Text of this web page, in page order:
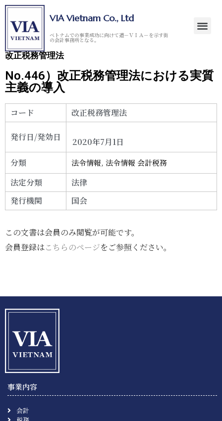
VIA Vietnam Co., Ltd
ベトナムでの事業成功に向けて道－ＶＩＡ－を示す街
の会計事務所となる。
改正税務管理法
No.446）改正税務管理法における実質
主義の導入
コード 改正税務管理法
発行日/発効日
2020年7月1日
分類
法令情報,法令情報 会計税務
法定分類
法律
発行機関
国会
この文書は会員のみ閲覧が可能です。
会員登録はこちらのページをご参照ください。
事業内容
会計